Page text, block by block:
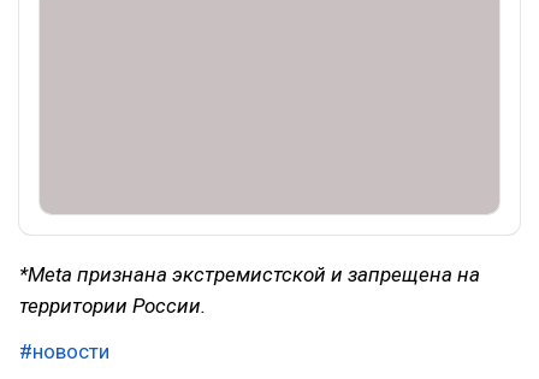
*Meta признана экстремистской и запрещена на
территории России.
#новости